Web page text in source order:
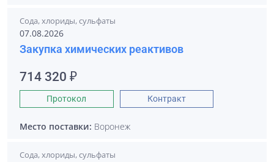
Сода, хлориды, сульфаты
07.08.2026
Закупка химических реактивов
714 320 ₽
Протокол Контракт
Место поставки: Воронеж
Сода, хлориды, сульфаты